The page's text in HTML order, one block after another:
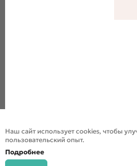
Наш сайт использует cookies, чтобы
пользовательский опыт.
Подробнее